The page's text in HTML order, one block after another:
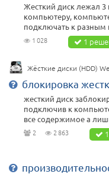
Жесткий диск лежал 3
компьютеру,
подключать к разным
1 028 1
Жёсткие диски (HDD)
блокировка
жесткий диск
подключив к
все содержимое а
2 2 863